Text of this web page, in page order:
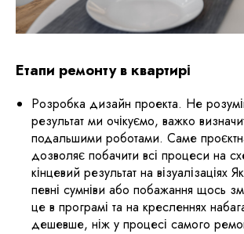
Етапи ремонту в квартирі
Розробка дизайн проекта. Не
результат ми очікуємо, важко
подальшими роботами. Саме
дозволяє побачити всі процеси на
кінцевий результат на візуалізаціях
певні сумніви або побажання щось
це в програмі та на кресленнях
дешевше, ніж у процесі самого